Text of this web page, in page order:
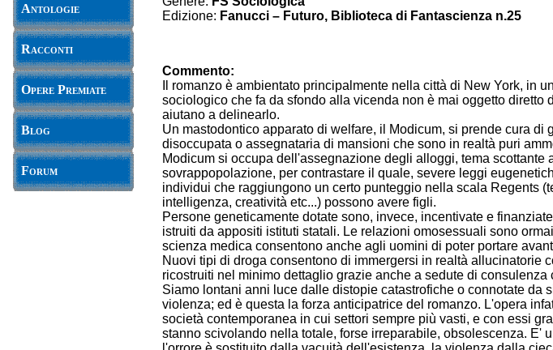
Antologie
Racconti
Opere Premiate
Blog
Forum
Edizione: Fanucci – Futuro, Biblioteca di Fantascienza n.25
Commento:
Il romanzo è ambientato principalmente nella città di New York, in
sociologico che fa da sfondo alla vicenda non è mai oggetto diretto
aiutano a delinearlo.
Un mastodontico apparato di welfare, il Modicum, si prende cura di
disoccupata o assegnataria di mansioni che sono in realtà puri
Modicum si occupa dell'assegnazione degli alloggi, tema scottante
sovrappopolazione, per contrastare il quale, severe leggi
individui che raggiungono un certo punteggio nella scala Regents
intelligenza, creatività etc...) possono avere figli.
Persone geneticamente dotate sono, invece, incentivate e
istruiti da appositi istituti statali. Le relazioni omosessuali sono
scienza medica consentono anche agli uomini di poter portare
Nuovi tipi di droga consentono di immergersi in realtà allucinatorie
ricostruiti nel minimo dettaglio grazie anche a sedute di
Siamo lontani anni luce dalle distopie catastrofiche o connotate da
violenza; ed è questa la forza anticipatrice del romanzo. L'opera
società contemporanea in cui settori sempre più vasti, e con essi
stanno scivolando nella totale, forse irreparabile, obsolescenza. E'